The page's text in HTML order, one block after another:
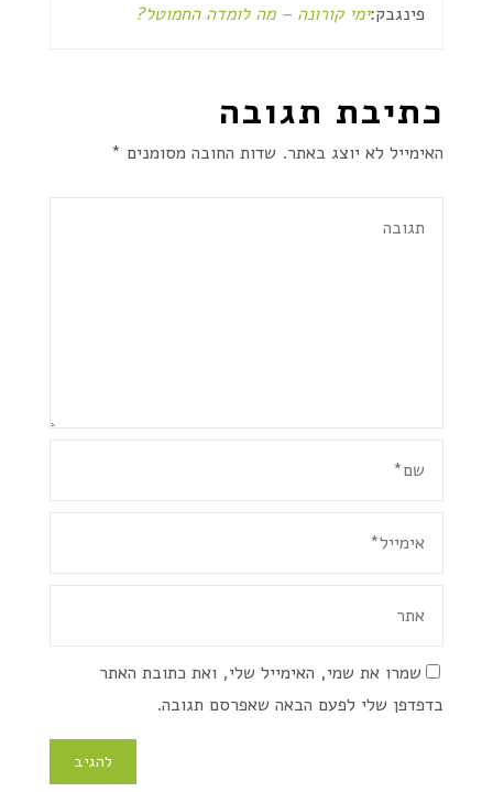
פינגבק:ימי קורונה – מה לומדה החמוטל?
כתיבת תגובה
האימייל לא יוצג באתר. שדות החובה מסומנים *
שמרו את שמי, האימייל שלי, ואת כתובת האתר
בדפדפן שלי לפעם הבאה שאפרסם תגובה.